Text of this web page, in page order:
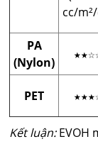
cc/
PA
(Nylon)
PET
Kết luận:EVOH